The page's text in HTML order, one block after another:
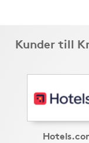
Kunder till